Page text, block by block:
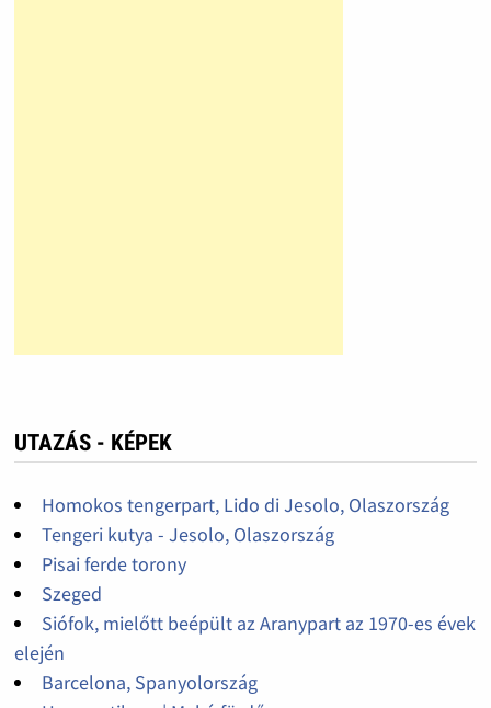
UTAZÁS - KÉPEK
Homokos tengerpart, Lido di Jesolo, Olaszország
Tengeri kutya - Jesolo, Olaszország
Pisai ferde torony
Szeged
Siófok, mielőtt beépült az Aranypart az 1970-es évek
elején
Barcelona, Spanyolország